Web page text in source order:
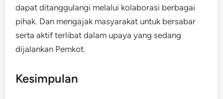
dapat ditanggulangi melalui kolaborasi berbagai
pihak. Dan mengajak masyarakat untuk bersabar
serta aktif terlibat dalam upaya yang sedang
dijalankan Pemkot.
Kesimpulan